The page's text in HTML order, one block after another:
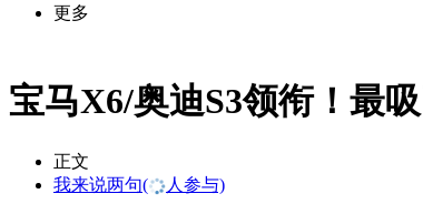
更多
宝马X6/奥迪S3领衔！最
正文
我来说两句( 人参与)